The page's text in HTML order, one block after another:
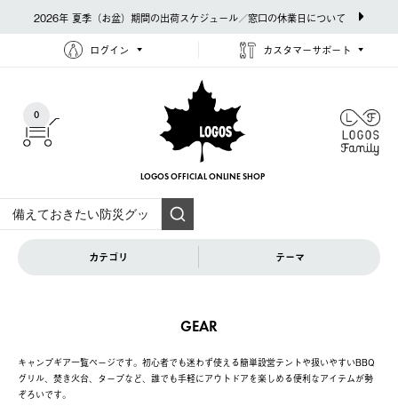
2026年 夏季（お盆）期間の出荷スケジュール／窓口の休業日について
ログイン カスタマーサポート
0
LOGOS OFFICIAL ONLINE SHOP
カテゴリ テーマ
GEAR
キャンプギア一覧ページです。初心者でも迷わず使える簡単設営テントや扱いやすいBBQ
グリル、焚き火台、タープなど、誰でも手軽にアウトドアを楽しめる便利なアイテムが勢
ぞろいです。